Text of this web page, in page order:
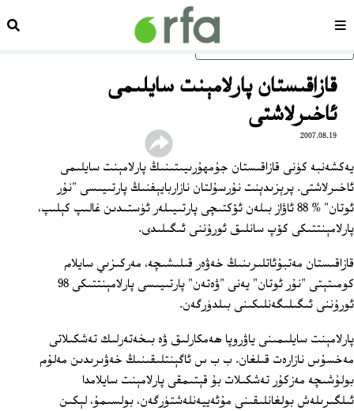
ئاساسلىق مەزمۇنغا ئاتلاڭسەھىپە
قازاقىستان پارلامېنت سايلىمى
ئاخىرلاشتى
2007.08.19
يەكشەنبە كۈنى قازاقىستان جۇمھۇرىيىتىنىڭ پارلامېنت سايلىمى
ئاخىرلاشتى. پرېزىدېنت نۇرسۇلتان نازاربايېفنىڭ پارتىيىسى "نۇر
ئوتان" % 88 ئاۋاز بىلەن ئۆكتىچى پارتىيىلەر ئۈستىدىن غالىپ كېلىپ،
پارلامېنتتىكى كۆپ سانلىق ئورۇننى ئىگىلىدى.
قازاقىستان مەتبۇئاتلىرىنىڭ خەۋەر قىلىشىچە، مەركىزىي سايلام
كومىتېتى "نۇر ئوتان" يەنى "ۋەتەن" پارتىيىسى پارلامېنتتىكى 98
ئورۇننى ئىگىلىگەنلىكىنى بىلدۈرگەن.
پارلامېنت سايلىمىنى ياۋروپا ھەمكارلىق ۋە بىخەتەرلىك تەشكىلاتى
مەخسۇس نازارەت قىلغان. ب ب س ئاگېنتلىقىنىڭ خەۋىرىدىن مەلۇم
بولۇشىچە مەزكۇر تەشكىلات بۇ قېتىمقى پارلامېنت سايلامدا
ئىلگىرىلەش بولغانلىقىنى مۇئەييەنلەشتۈرگەن، بولسىمۇ، لېكىن